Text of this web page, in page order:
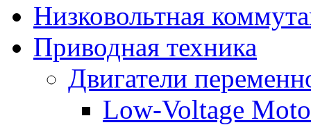
Низковольтная
Приводная техника
Двигатели
Low-Voltage